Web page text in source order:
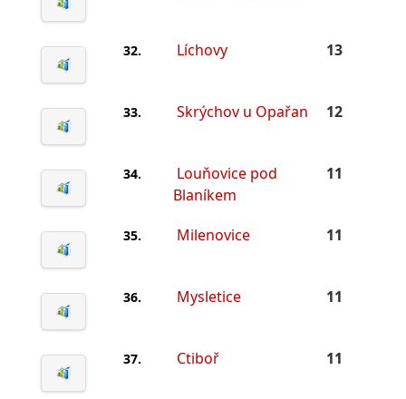
32. Líchovy 13
33. Skrýchov u Opařan 12
34.
Louňovice pod
Blaníkem
11
35. Milenovice 11
36. Mysletice 11
37. Ctiboř 11